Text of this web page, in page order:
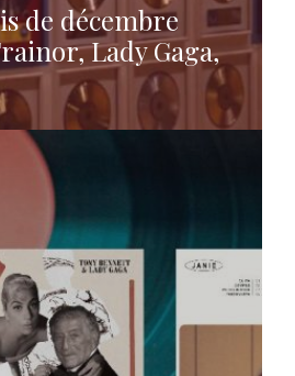
de décembre
Lady Gaga,